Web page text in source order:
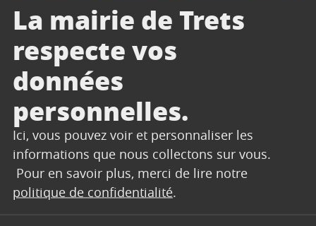
La mairie de Trets
respecte vos
données
personnelles.
Ici, vous pouvez voir et personnaliser les
informations que nous collectons sur vous.
Pour en savoir plus, merci de lire notre
politique de confidentialité.